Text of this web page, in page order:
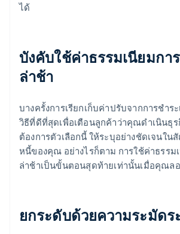
ได้
บังคับใช้ค่าธรรมเนียมกา
ล่าช้า
บางครั้งการเรียกเก็บค่าปรับจากการชําร
วิธีที่ดีที่สุดเพื่อเตือนลูกค้าว่าคุณดําเนินธุ
ต้องการตัวเลือกนี้ ให้ระบุอย่างชัดเจนใ
หนี้ของคุณ อย่างไรก็ตาม การใช้ค่าธรรม
ล่าช้าเป็นขั้นตอนสุดท้ายเท่านั้นเมื่อคุณล
ยกระดับด้วยความระมัดร